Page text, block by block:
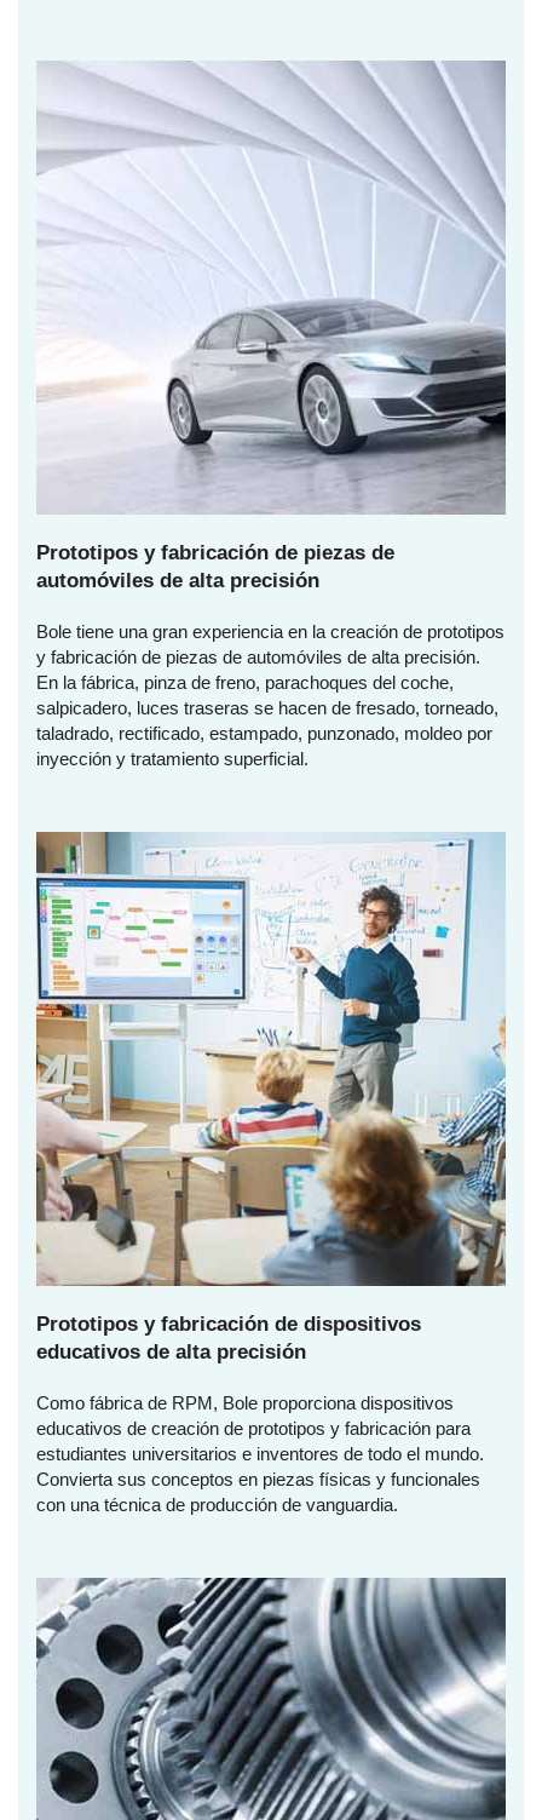
Prototipos y fabricación de piezas de
automóviles de alta precisión
Bole tiene una gran experiencia en la creación de prototipos
y fabricación de piezas de automóviles de alta precisión.
En la fábrica, pinza de freno, parachoques del coche,
salpicadero, luces traseras se hacen de fresado, torneado,
taladrado, rectificado, estampado, punzonado, moldeo por
inyección y tratamiento superficial.
Prototipos y fabricación de dispositivos
educativos de alta precisión
Como fábrica de RPM, Bole proporciona dispositivos
educativos de creación de prototipos y fabricación para
estudiantes universitarios e inventores de todo el mundo.
Convierta sus conceptos en piezas físicas y funcionales
con una técnica de producción de vanguardia.